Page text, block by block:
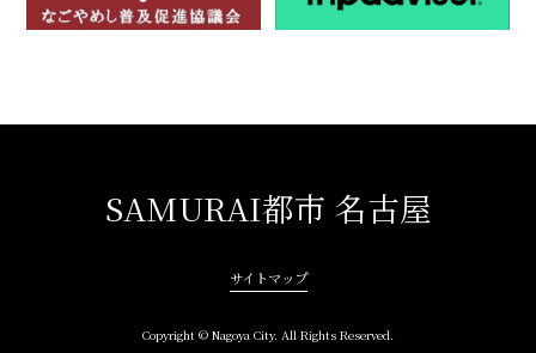
SAMURAI都市 名古屋
サイトマップ
Copyright © Nagoya City. All Rights Reserved.